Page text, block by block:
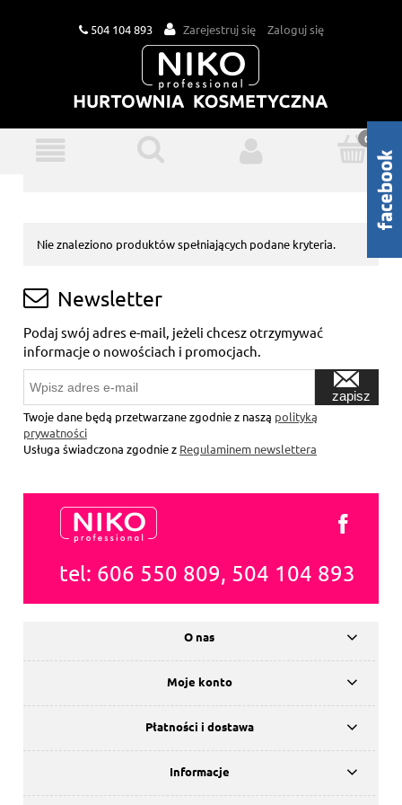
504 104 893 Zarejestruj się Zaloguj się
Nie znaleziono produktów spełniających podane kryteria.
Newsletter
Podaj swój adres e-mail, jeżeli chcesz otrzymywać
informacje o nowościach i promocjach.
zapisz
Twoje dane będą przetwarzane zgodnie z naszą polityką
prywatności
Usługa świadczona zgodnie z Regulaminem newslettera
tel: 606 550 809, 504 104 893
O nas
Moje konto
Płatności i dostawa
Informacje